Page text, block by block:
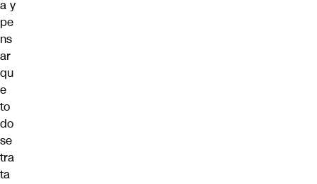
a y
pe
ns
ar
qu
e
to
do
se
tra
ta